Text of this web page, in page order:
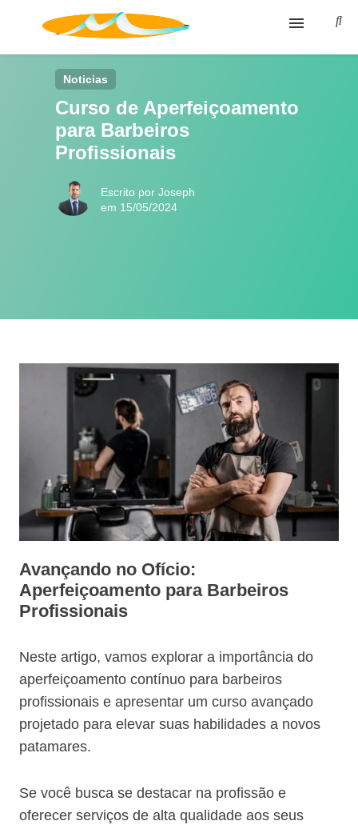
Glossário
Política de privacidade
Termos de Uso
Noticias
Curso de Aperfeiçoamento
para Barbeiros
Profissionais
Escrito por Joseph
em 15/05/2024
Avançando no Ofício:
Aperfeiçoamento para Barbeiros
Profissionais
Neste artigo, vamos explorar a importância do
aperfeiçoamento contínuo para barbeiros
profissionais e apresentar um curso avançado
projetado para elevar suas habilidades a novos
patamares.
Se você busca se destacar na profissão e
oferecer serviços de alta qualidade aos seus